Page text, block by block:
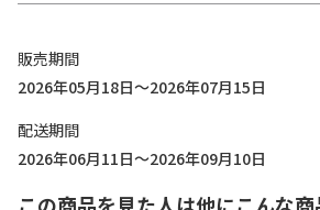
販売期間
2026年05月18日～2026年07月15日
配送期間
2026年06月11日～2026年09月10日